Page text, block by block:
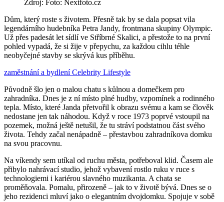
Zdroj: Foto: Nextfoto.cz
Dům, který roste s životem. Přesně tak by se dala popsat vila
legendárního hudebníka Petra Jandy, frontmana skupiny Olympic.
Už přes padesát let sídlí ve Stříbrné Skalici, a přestože to na první
pohled vypadá, že si žije v přepychu, za každou cihlu téhle
neobyčejné stavby se skrývá kus příběhu.
zaměstnání a bydleníCelebrity Lifestyle
Původně šlo jen o malou chatu s kůlnou a domečkem pro
zahradníka. Dnes je z ní místo plné hudby, vzpomínek a rodinného
tepla. Místo, které Janda přetvořil k obrazu svému a kam se člověk
nedostane jen tak náhodou. Když v roce 1973 poprvé vstoupil na
pozemek, možná ještě netušil, že tu stráví podstatnou část svého
života. Tehdy začal nenápadně – přestavbou zahradníkova domku
na svou pracovnu.
Na víkendy sem utíkal od ruchu města, potřeboval klid. Časem ale
přibylo nahrávací studio, jehož vybavení rostlo ruku v ruce s
technologiemi i kariérou slavného muzikanta. A chata se
proměňovala. Pomalu, přirozeně – jak to v životě bývá. Dnes se o
jeho rezidenci mluví jako o elegantním dvojdomku. Spojuje v sobě